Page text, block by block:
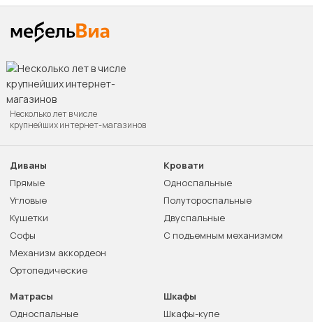
Несколько лет в числе
крупнейших интернет-магазинов
Диваны
Прямые
Угловые
Кушетки
Софы
Механизм аккордеон
Ортопедические
Кровати
Односпальные
Полутороспальные
Двуспальные
С подъемным механизмом
Матрасы
Односпальные
Шкафы
Шкафы-купе